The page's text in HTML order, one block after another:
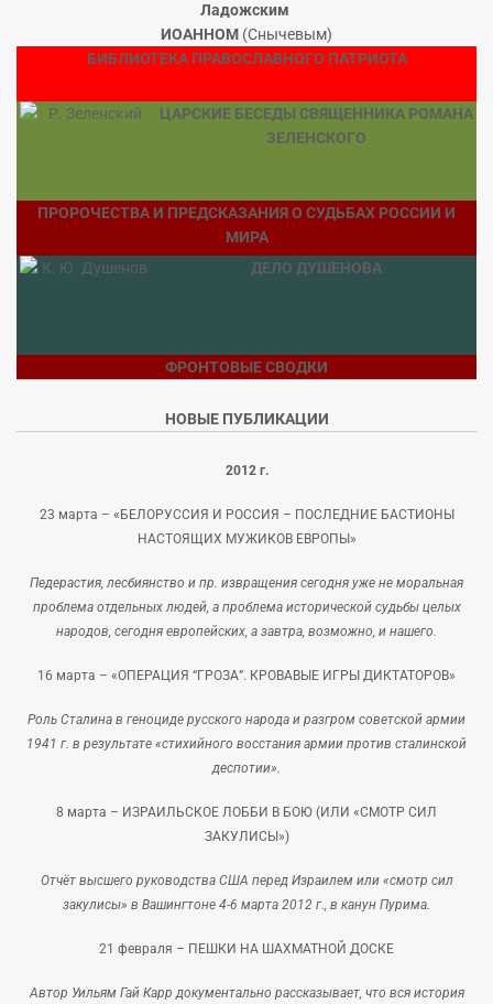
Ладожским
ИОАННОМ (Снычевым)
БИБЛИОТЕКА ПРАВОСЛАВНОГО ПАТРИОТА
ЦАРСКИЕ БЕСЕДЫ СВЯЩЕННИКА РОМАНА
ЗЕЛЕНСКОГО
ПРОРОЧЕСТВА И ПРЕДСКАЗАНИЯ О СУДЬБАХ РОССИИ И
МИРА
ДЕЛО ДУШЕНОВА
ФРОНТОВЫЕ СВОДКИ
НОВЫЕ ПУБЛИКАЦИИ
2012 г.
23 марта – «БЕЛОРУССИЯ И РОССИЯ – ПОСЛЕДНИЕ БАСТИОНЫ
НАСТОЯЩИХ МУЖИКОВ ЕВРОПЫ»
Педерастия, лесбиянство и пр. извращения сегодня уже не моральная
проблема отдельных людей, а проблема исторической судьбы целых
народов, сегодня европейских, а завтра, возможно, и нашего.
16 марта – «ОПЕРАЦИЯ “ГРОЗА”. КРОВАВЫЕ ИГРЫ ДИКТАТОРОВ»
Роль Сталина в геноциде русского народа и разгром советской армии
1941 г. в результате «стихийного восстания армии против сталинской
деспотии».
8 марта – ИЗРАИЛЬСКОЕ ЛОББИ В БОЮ (ИЛИ «СМОТР СИЛ
ЗАКУЛИСЫ»)
Отчёт высшего руководства США перед Израилем или «смотр сил
закулисы» в Вашингтоне 4-6 марта 2012 г., в канун Пурима.
21 февраля – ПЕШКИ НА ШАХМАТНОЙ ДОСКЕ
Автор Уильям Гай Карр документально рассказывает, что вся история